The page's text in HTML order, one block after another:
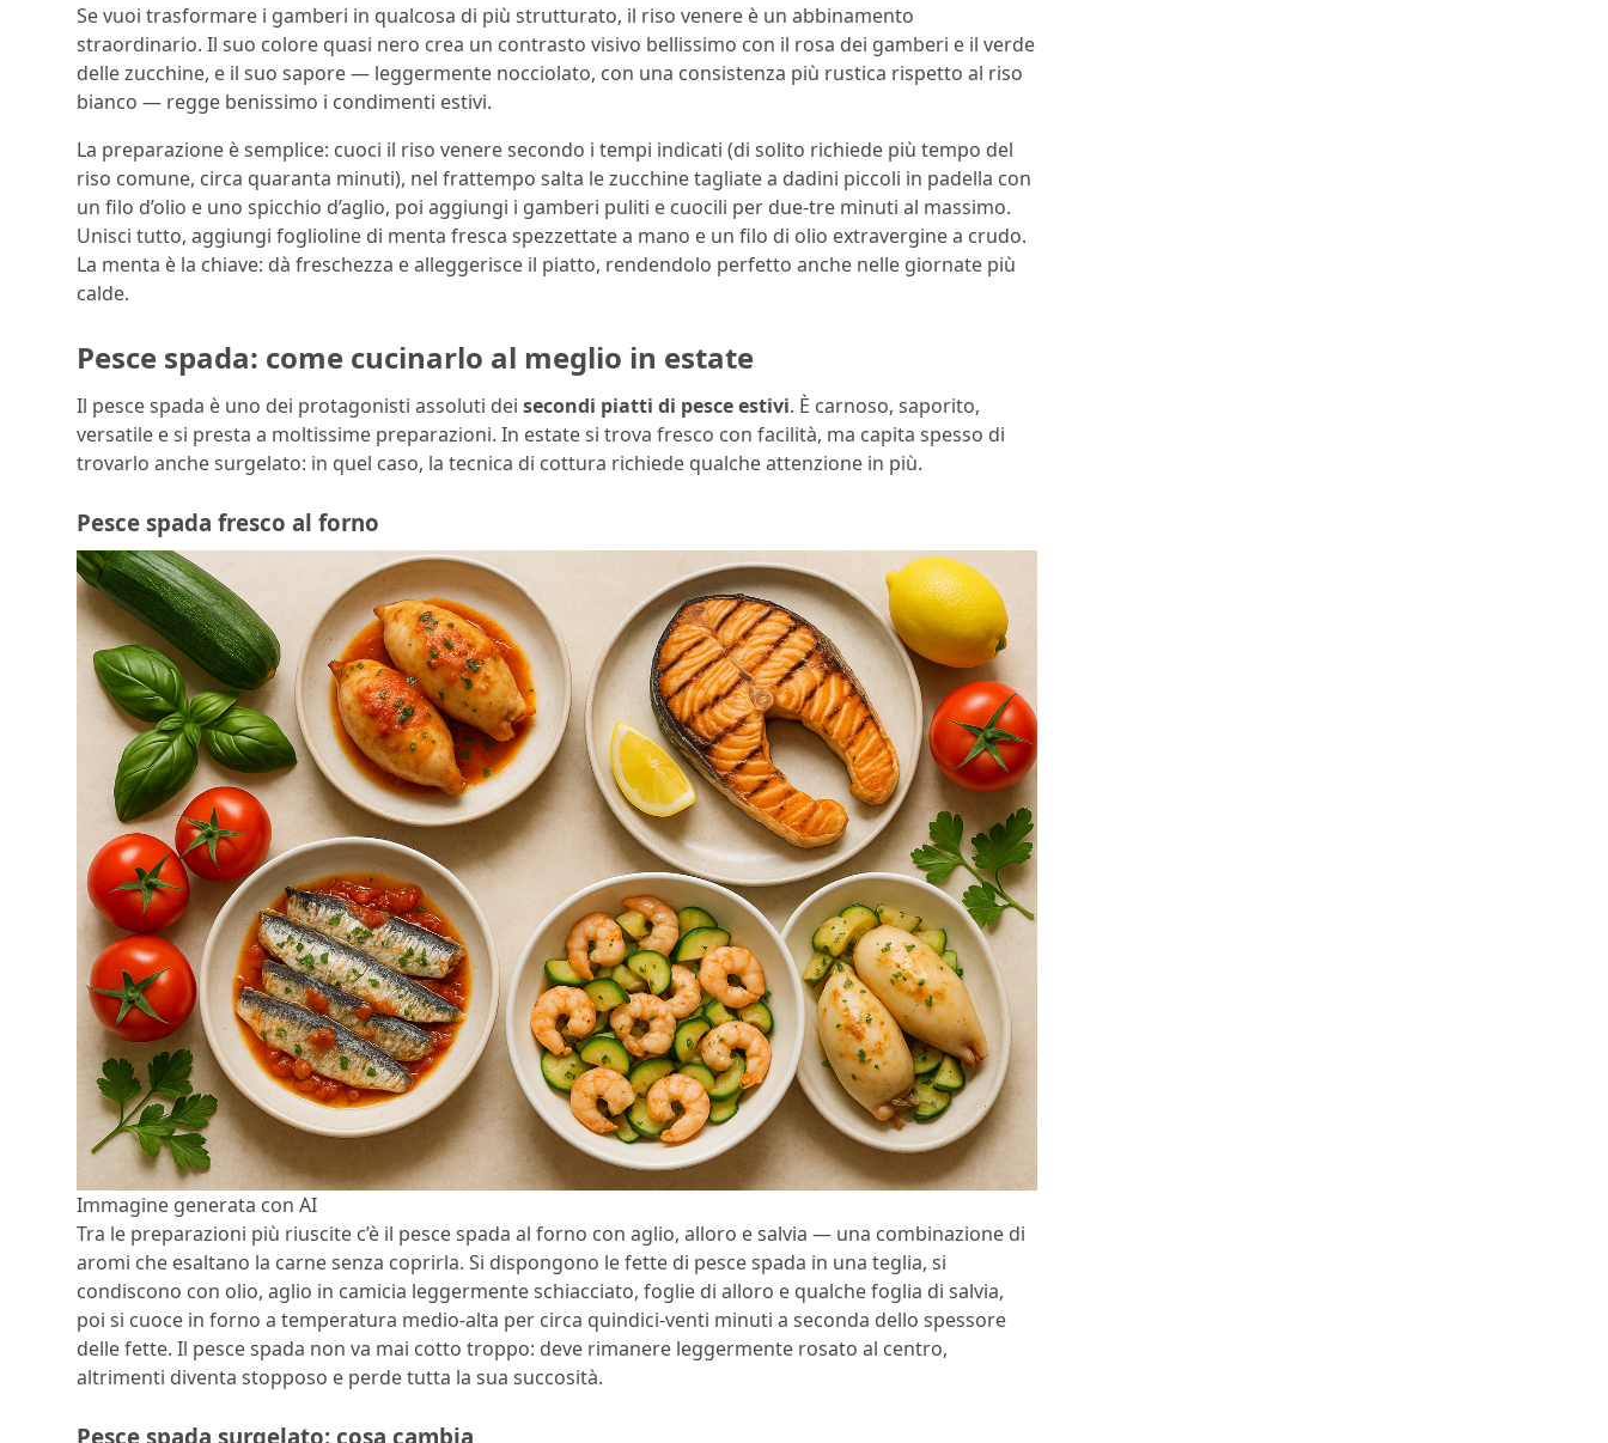
Se vuoi trasformare i gamberi in qualcosa di più strutturato, il riso venere è un abbinamento
straordinario. Il suo colore quasi nero crea un contrasto visivo bellissimo con il rosa dei gamberi e il verde
delle zucchine, e il suo sapore — leggermente nocciolato, con una consistenza più rustica rispetto al riso
bianco — regge benissimo i condimenti estivi.
La preparazione è semplice: cuoci il riso venere secondo i tempi indicati (di solito richiede più tempo del
riso comune, circa quaranta minuti), nel frattempo salta le zucchine tagliate a dadini piccoli in padella con
un filo d’olio e uno spicchio d’aglio, poi aggiungi i gamberi puliti e cuocili per due-tre minuti al massimo.
Unisci tutto, aggiungi foglioline di menta fresca spezzettate a mano e un filo di olio extravergine a crudo.
La menta è la chiave: dà freschezza e alleggerisce il piatto, rendendolo perfetto anche nelle giornate più
calde.
Pesce spada: come cucinarlo al meglio in estate
Il pesce spada è uno dei protagonisti assoluti dei secondi piatti di pesce estivi. È carnoso, saporito,
versatile e si presta a moltissime preparazioni. In estate si trova fresco con facilità, ma capita spesso di
trovarlo anche surgelato: in quel caso, la tecnica di cottura richiede qualche attenzione in più.
Pesce spada fresco al forno
Immagine generata con AI
Tra le preparazioni più riuscite c’è il pesce spada al forno con aglio, alloro e salvia — una combinazione di
aromi che esaltano la carne senza coprirla. Si dispongono le fette di pesce spada in una teglia, si
condiscono con olio, aglio in camicia leggermente schiacciato, foglie di alloro e qualche foglia di salvia,
poi si cuoce in forno a temperatura medio-alta per circa quindici-venti minuti a seconda dello spessore
delle fette. Il pesce spada non va mai cotto troppo: deve rimanere leggermente rosato al centro,
altrimenti diventa stopposo e perde tutta la sua succosità.
Pesce spada surgelato: cosa cambia